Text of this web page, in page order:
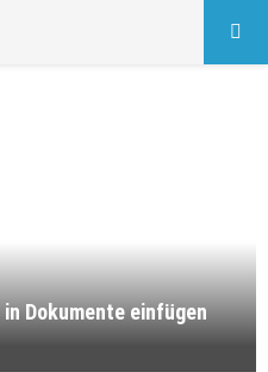
Dokumente einfügen